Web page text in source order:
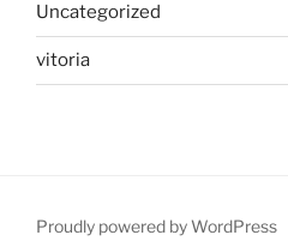
Uncategorized
vitoria
Proudly powered by WordPress